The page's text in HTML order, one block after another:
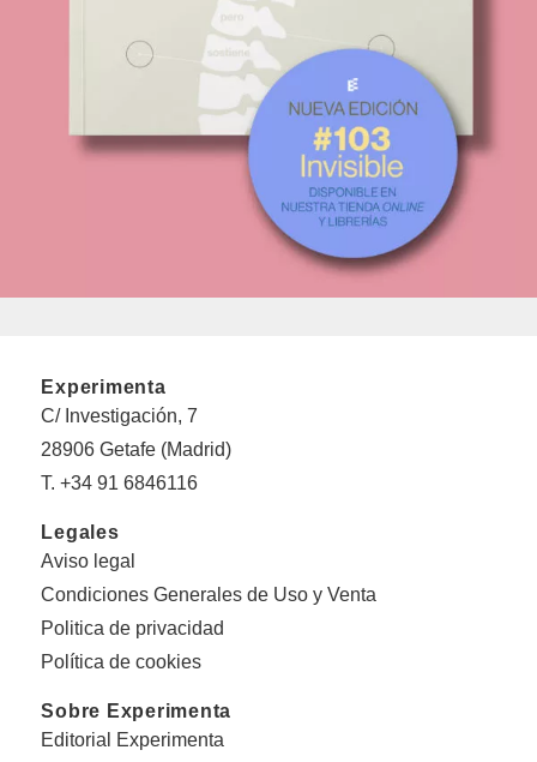
Experimenta
C/ Investigación, 7
28906 Getafe (Madrid)
T. +34 91 6846116
Legales
Aviso legal
Condiciones Generales de Uso y Venta
Politica de privacidad
Política de cookies
Sobre Experimenta
Editorial Experimenta